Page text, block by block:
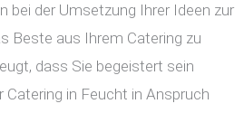
bei der Umsetzung Ihrer Ideen zur
Beste aus Ihrem Catering zu
dass Sie begeistert sein
Catering in Feucht in Anspruch